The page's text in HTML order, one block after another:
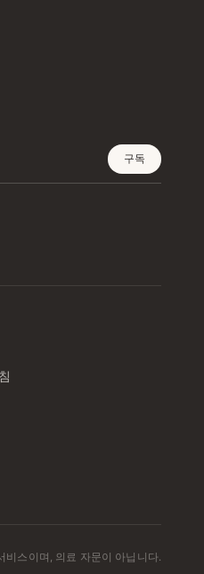
구독
비스이며, 의료 자문이 아닙니다.